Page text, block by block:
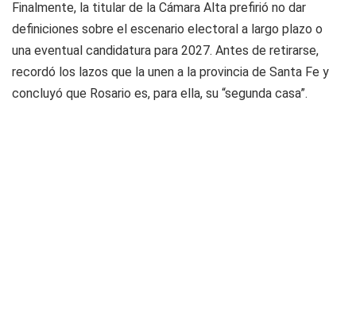
Finalmente, la titular de la Cámara Alta prefirió no dar
definiciones sobre el escenario electoral a largo plazo o
una eventual candidatura para 2027. Antes de retirarse,
recordó los lazos que la unen a la provincia de Santa Fe y
concluyó que Rosario es, para ella, su “segunda casa”.